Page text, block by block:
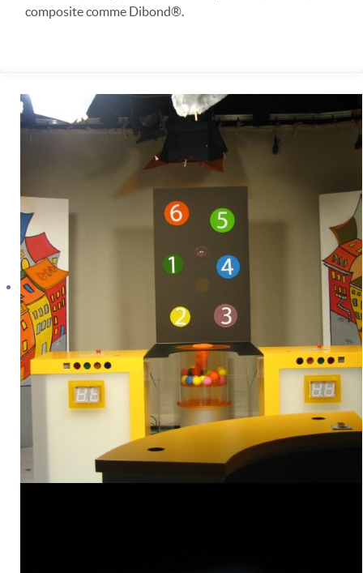
composite comme Dibond®.